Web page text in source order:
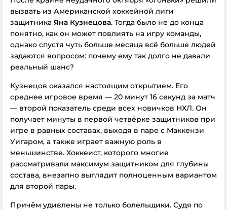
вызвать из Американской хоккейной лиги
защитника Яна Кузнецова. Тогда было не до конца
понятно, как он может повлиять на игру команды,
однако спустя чуть больше месяца всё больше людей
задаются вопросом: почему ему так долго не давали
реальный шанс?
Кузнецов оказался настоящим открытием. Его
среднее игровое время — 20 минут 16 секунд за матч
— второй показатель среди всех новичков НХЛ. Он
получает минуты в первой четвёрке защитников при
игре в равных составах, выходя в паре с Маккензи
Уигаром, а также играет важную роль в
меньшинстве. Хоккеист, которого многие
рассматривали максимум защитником для глубины
состава, внезапно выглядит полноценным вариантом
для второй пары.
Причём удивлены не только болельщики. Судя по